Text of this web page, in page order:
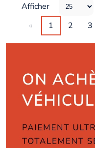
Afficher
«
1 2 3